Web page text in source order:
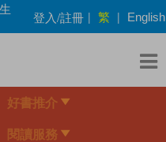
登入/註冊 | 繁 | English
好書推介
閱讀服務